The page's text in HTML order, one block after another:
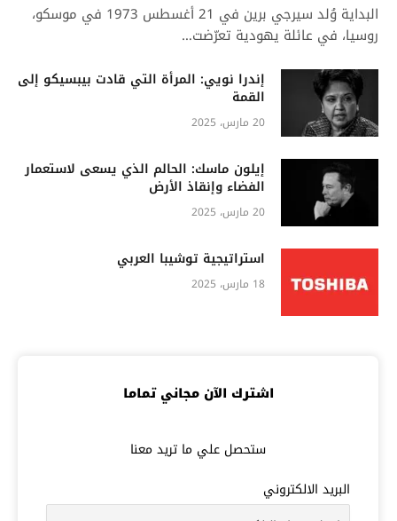
البداية وُلد سيرجي برين في 21 أغسطس 1973 في موسكو،
روسيا، في عائلة يهودية تعرّضت…
إندرا نويي: المرأة التي قادت بيبسيكو إلى
القمة
20 مارس، 2025
إيلون ماسك: الحالم الذي يسعى لاستعمار
الفضاء وإنقاذ الأرض
20 مارس، 2025
استراتيجية توشيبا العربي
18 مارس، 2025
اشترك الآن مجاني تماما
ستحصل علي ما تريد معنا
البريد الالكتروني